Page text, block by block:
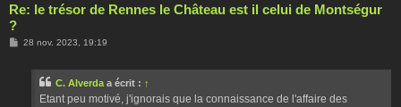
Re: le trésor de Rennes le Château est il celui de Montségur
?
M28 nov. 2023, 19:19
C. Alverda a écrit : ↑
Etant peu motivé, j'ignorais que la connaissance de l'affaire des